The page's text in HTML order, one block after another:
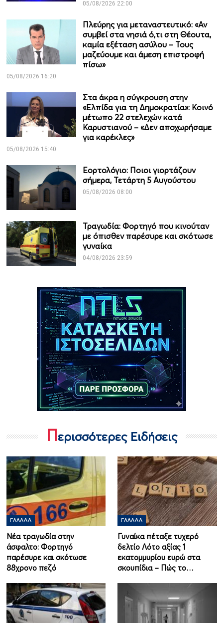
05/08/2026 22:00
Πλεύρης για μεταναστευτικό: «Αν
συμβεί στα νησιά ό,τι στη Θέουτα,
καμία εξέταση ασύλου – Τους
μαζεύουμε και άμεση επιστροφή
πίσω»
05/08/2026 16:20
Στα άκρα η σύγκρουση στην
«Ελπίδα για τη Δημοκρατία»: Κοινό
μέτωπο 22 στελεχών κατά
Καρυστιανού – «Δεν αποχωρήσαμε
για καρέκλες»
05/08/2026 15:40
Εορτολόγιο: Ποιοι γιορτάζουν
σήμερα, Τετάρτη 5 Αυγούστου
05/08/2026 08:00
Τραγωδία: Φορτηγό που κινούταν
με όπισθεν παρέσυρε και σκότωσε
γυναίκα
04/08/2026 23:59
Περισσότερες Ειδήσεις
ΕΛΛΆΔΑ
Νέα τραγωδία στην
άσφαλτο: Φορτηγό
παρέσυρε και σκότωσε
88χρονο πεζό
ΕΛΛΆΔΑ
Γυναίκα πέταξε τυχερό
δελτίο Λότο αξίας 1
εκατομμυρίου ευρώ στα
σκουπίδια – Πώς το…